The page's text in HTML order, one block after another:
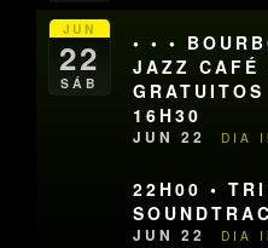
JUN
22
SÁB
• • •
JAZZ CAFÉ
16H30
JUN 22 DIA
22H00 •
JUN 22 DIA